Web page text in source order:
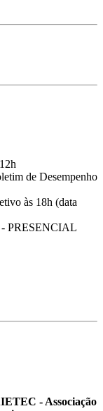
de Desempenho
às 18h (data
- PRESENCIAL
- Associação